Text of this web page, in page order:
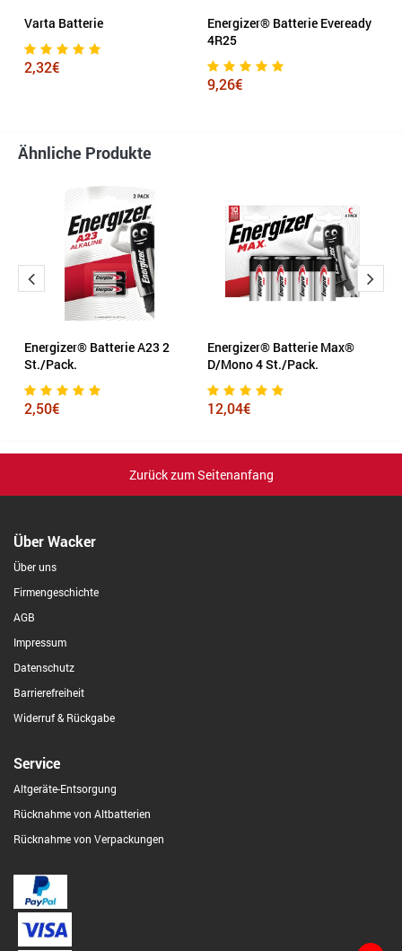
Varta Batterie
2,32€
Energizer® Batterie Eveready
4R25
9,26€
Ähnliche Produkte
Energizer® Batterie A23 2
St./Pack.
2,50€
Energizer® Batterie Max®
D/Mono 4 St./Pack.
12,04€
Zurück zum Seitenanfang
Über Wacker
Über uns
Firmengeschichte
AGB
Impressum
Datenschutz
Barrierefreiheit
Widerruf & Rückgabe
Service
Altgeräte-Entsorgung
Rücknahme von Altbatterien
Rücknahme von Verpackungen